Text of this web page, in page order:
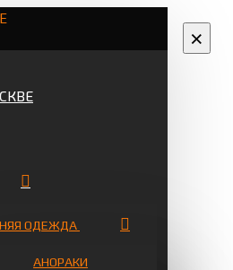
ОДЕЖДА
АНОРАКИ
×